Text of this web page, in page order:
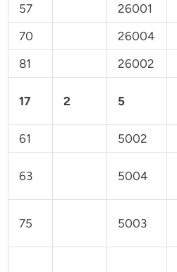
57
26001
70
26004
81
26002
17 2 5
61 5002
63 5004
75 5003